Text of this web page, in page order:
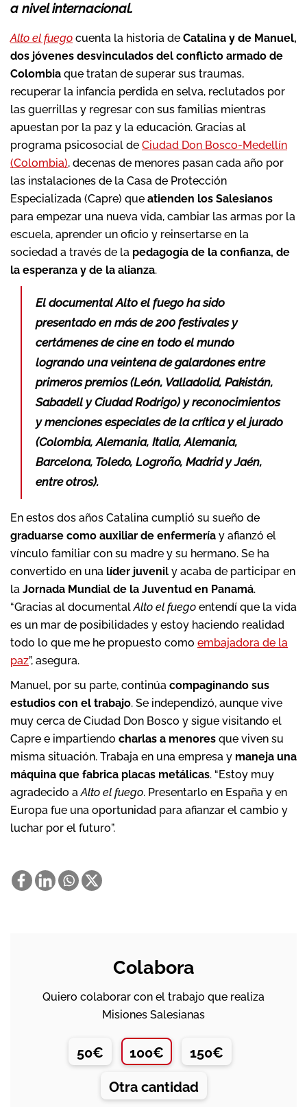
a nivel internacional.
Alto el fuego cuenta la historia de Catalina y de Manuel,
dos jóvenes desvinculados del conflicto armado de
Colombia que tratan de superar sus traumas,
recuperar la infancia perdida en selva, reclutados por
las guerrillas y regresar con sus familias mientras
apuestan por la paz y la educación. Gracias al
programa psicosocial de Ciudad Don Bosco-Medellín
(Colombia), decenas de menores pasan cada año por
las instalaciones de la Casa de Protección
Especializada (Capre) que atienden los Salesianos
para empezar una nueva vida, cambiar las armas por la
escuela, aprender un oficio y reinsertarse en la
sociedad a través de la pedagogía de la confianza, de
la esperanza y de la alianza.
El documentalAlto el fuego ha sido
presentado en más de 200 festivales y
certámenes de cine en todo el mundo
logrando una veintena de galardones entre
primeros premios (León, Valladolid, Pakistán,
Sabadell y Ciudad Rodrigo) y reconocimientos
y menciones especiales de la crítica y el jurado
(Colombia, Alemania, Italia, Alemania,
Barcelona, Toledo, Logroño, Madrid y Jaén,
entre otros).
En estos dos años Catalina cumplió su sueño de
graduarse como auxiliar de enfermería y afianzó el
vínculo familiar con su madre y su hermano. Se ha
convertido en una líder juvenil y acaba de participar en
la Jornada Mundial de la Juventud en Panamá.
“Gracias al documentalAlto el fuego entendí que la vida
es un mar de posibilidades y estoy haciendo realidad
todo lo que me he propuesto como embajadora de la
paz”, asegura.
Manuel, por su parte, continúa compaginando sus
estudios con el trabajo. Se independizó, aunque vive
muy cerca de Ciudad Don Bosco y sigue visitando el
Capre e impartiendo charlas a menores que viven su
misma situación. Trabaja en una empresa y maneja una
máquina que fabrica placas metálicas. “Estoy muy
agradecido aAlto el fuego. Presentarlo en España y en
Europa fue una oportunidad para afianzar el cambio y
luchar por el futuro”.
Colabora
Quiero colaborar con el trabajo que realiza
Misiones Salesianas
50€ 100€ 150€
Otra cantidad